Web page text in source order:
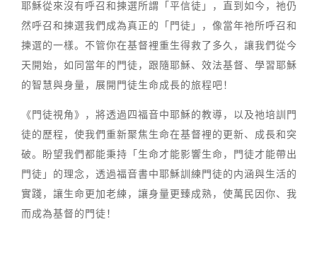
耶穌從來沒有呼召和揀選所謂「平信徒」，直到如今，祂仍
然呼召和揀選我們成為真正的「門徒」，像當年祂所呼召和
揀選的一樣。不管你在基督裡重生得救了多久，讓我們從今
天開始，如同當年的門徒，跟隨耶穌、效法基督、學習耶穌
的智慧與身量，展開門徒生命成長的旅程吧！
《門徒視角》，將透過四福音中耶穌的教導，以及祂培訓門
徒的歷程，使我們重新聚焦生命在基督裡的更新、成長和突
破。盼望我們都能秉持「生命才能影響生命，門徒才能帶出
門徒」的理念，透過福音書中耶穌訓練門徒的内涵與生活的
實踐，讓生命更加老練，讓身量更臻成熟，使萬民因你、我
而成為基督的門徒！